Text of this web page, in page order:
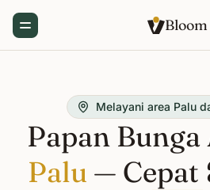
Toggle Menu Bloom
Melayani area Palu
Papan
Palu — Cepat